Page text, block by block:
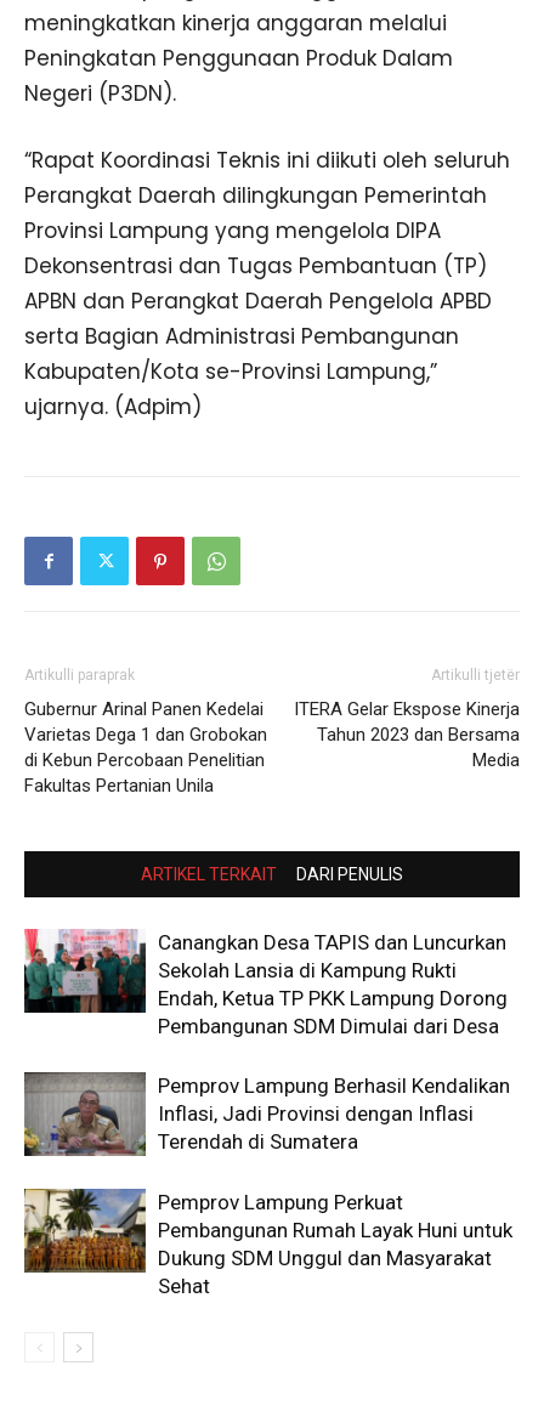
meningkatkan kinerja anggaran melalui
Peningkatan Penggunaan Produk Dalam
Negeri (P3DN).
“Rapat Koordinasi Teknis ini diikuti oleh seluruh
Perangkat Daerah dilingkungan Pemerintah
Provinsi Lampung yang mengelola DIPA
Dekonsentrasi dan Tugas Pembantuan (TP)
APBN dan Perangkat Daerah Pengelola APBD
serta Bagian Administrasi Pembangunan
Kabupaten/Kota se-Provinsi Lampung,”
ujarnya. (Adpim)
Artikulli paraprak
Gubernur Arinal Panen Kedelai
Varietas Dega 1 dan Grobokan
di Kebun Percobaan Penelitian
Fakultas Pertanian Unila
Artikulli tjetër
ITERA Gelar Ekspose Kinerja
Tahun 2023 dan Bersama
Media
ARTIKEL TERKAIT DARI PENULIS
Canangkan Desa TAPIS dan Luncurkan
Sekolah Lansia di Kampung Rukti
Endah, Ketua TP PKK Lampung Dorong
Pembangunan SDM Dimulai dari Desa
Pemprov Lampung Berhasil Kendalikan
Inflasi, Jadi Provinsi dengan Inflasi
Terendah di Sumatera
Pemprov Lampung Perkuat
Pembangunan Rumah Layak Huni untuk
Dukung SDM Unggul dan Masyarakat
Sehat